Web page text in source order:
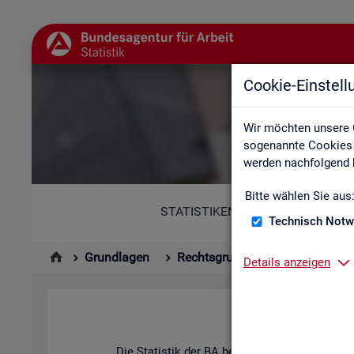
Cookie-
Wir möchten unsere
sogenannte
werden
Bitte wählen Sie aus:
Technisch
Details anzeigen
STATISTIKEN
Grundlagen Rechtsgrundlagen